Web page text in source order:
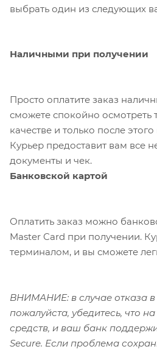
выбрать один из следующих
Наличными при получении
Просто оплатите заказ
сможете спокойно осмотреть
качестве и только после
Курьер предоставит вам все
документы и чек.
Банковской картой
Оплатить заказ можно
Master Card при получении.
терминалом, и вы сможете
ВНИМАНИЕ: в случае отказа в
пожалуйста, убедитесь, что
средств, и ваш банк
Secure. Если проблема